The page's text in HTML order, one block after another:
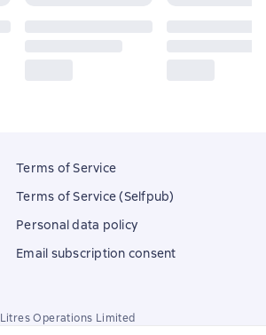
Terms of Service
Terms of Service (Selfpub)
Personal data policy
Email subscription consent
Litres Operations Limited